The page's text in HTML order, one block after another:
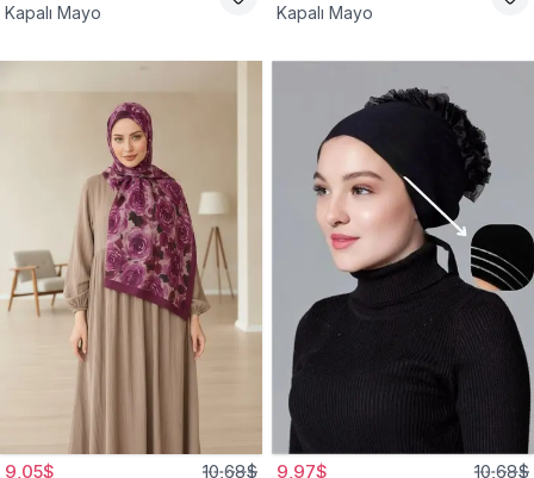
Kapalı Mayo
Kapalı Mayo
9,05$ 10,68$ 9,97$ 10,68$